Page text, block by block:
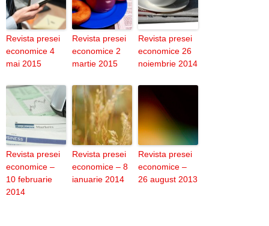
Revista presei
economice 4
mai 2015
Revista presei
economice 2
martie 2015
Revista presei
economice 26
noiembrie 2014
Revista presei
economice –
10 februarie
2014
Revista presei
economice – 8
ianuarie 2014
Revista presei
economice –
26 august 2013